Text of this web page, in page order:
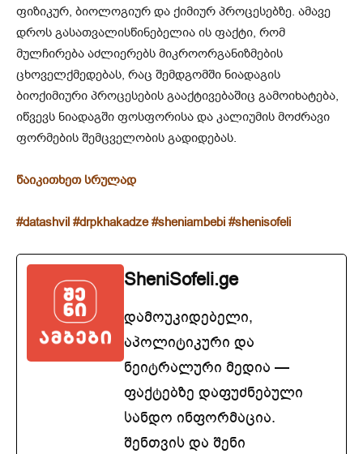
ფიზიკურ, ბიოლოგიურ და ქიმიურ პროცესებზე. ამავე
დროს გასათვალისწინებელია ის ფაქტი, რომ
მულჩირება აძლიერებს მიკროორგანიზმების
ცხოველქმედებას, რაც შემდგომში ნიადაგის
ბიოქიმიური პროცესების გააქტივებაშიც გამოიხატება,
იწვევს ნიადაგში ფოსფორისა და კალიუმის მოძრავი
ფორმების შემცველობის გადიდებას.
წაიკითხეთ სრულად
#datashvil #drpkhakadze #sheniambebi #shenisofeli
SheniSofeli.ge
დამოუკიდებელი,
აპოლიტიკური და
ნეიტრალური მედია —
ფაქტებზე დაფუძნებული
სანდო ინფორმაცია.
შენთვის და შენი